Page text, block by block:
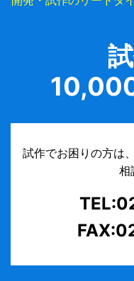
試作でお困りの方は
相